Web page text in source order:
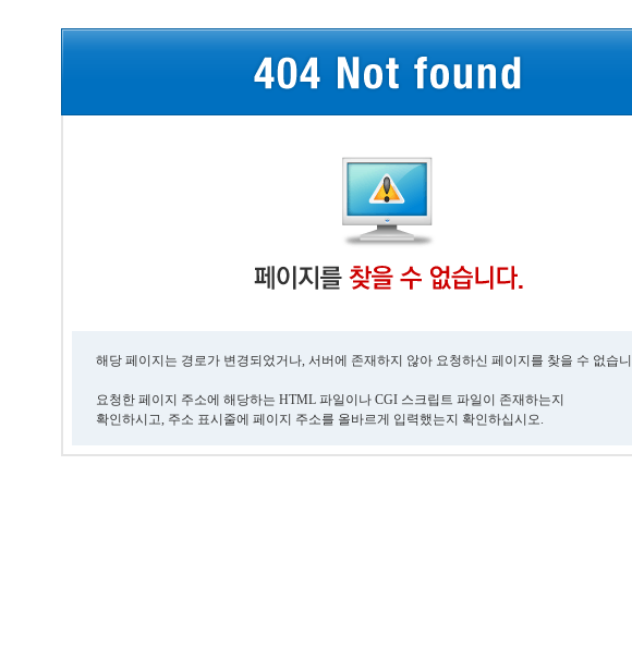
해당 페이지는 경로가 변경되었거나, 서버에 존재하지 않아 요청하신 페이지를 찾을 수 없습
요청한 페이지 주소에 해당하는 HTML 파일이나 CGI 스크립트 파일이 존재하는지
확인하시고, 주소 표시줄에 페이지 주소를 올바르게 입력했는지 확인하십시오.